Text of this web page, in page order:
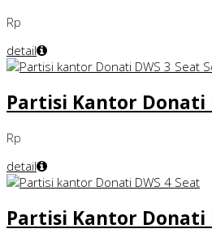
Rp
detail
Partisi Kantor Donati
Rp
detail
Partisi Kantor Donati